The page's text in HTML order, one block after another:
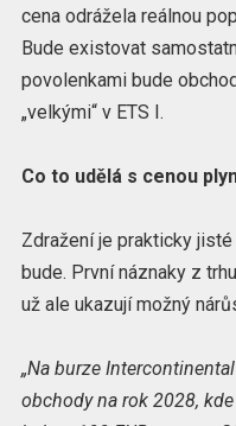
cena odrážela reálnou
Bude existovat
povolenkami bude
„velkými“ v ETS I.
Co to udělá s cenou
Zdražení je prakticky
bude. První náznaky z
už ale ukazují možný
„Na burze
obchody na rok 2028,